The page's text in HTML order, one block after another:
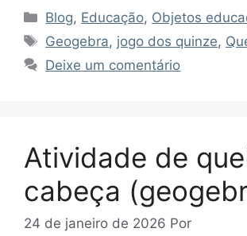
Categorias
Blog, Educação, Objetos
Tags
Geogebra, jogo dos quinze,
Deixe um comentário
Atividade de
cabeça
24 de janeiro de 2026 Por